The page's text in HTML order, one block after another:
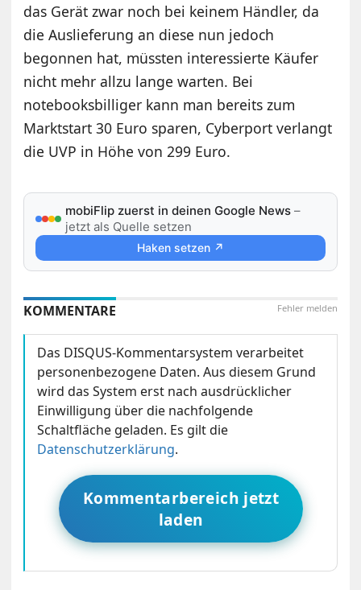
das Gerät zwar noch bei keinem Händler, da
die Auslieferung an diese nun jedoch
begonnen hat, müssten interessierte Käufer
nicht mehr allzu lange warten. Bei
notebooksbilliger kann man bereits zum
Marktstart 30 Euro sparen, Cyberport verlangt
die UVP in Höhe von 299 Euro.
mobiFlip zuerst in deinen Google News –
jetzt als Quelle setzen
Haken setzen ↗
Fehler melden
KOMMENTARE
Das DISQUS-Kommentarsystem verarbeitet
personenbezogene Daten. Aus diesem Grund
wird das System erst nach ausdrücklicher
Einwilligung über die nachfolgende
Schaltfläche geladen. Es gilt die
Datenschutzerklärung.
Kommentarbereich jetzt
laden